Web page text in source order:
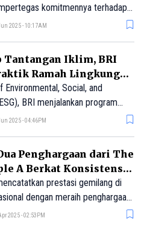
komitmennya terhadap
dengan
2025 - 10:17AM
Tantangan Iklim, BRI
Ramah Lingkungan
Perusahaan
Environmental, Social, and
BRI menjalankan program
sebagai langkah konkret
2025 - 04:46PM
Penghargaan dari The
A Berkat Konsistensi
ESG
prestasi gemilang di
dengan meraih penghargaan
The Asset Triple A Awards for
2025 - 02:53PM